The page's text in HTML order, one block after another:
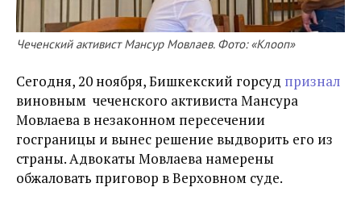
Чеченский активист Мансур Мовлаев. Фото: «Клооп»
Сегодня, 20 ноября, Бишкекский горсуд признал
виновным чеченского активиста Мансура
Мовлаева в незаконном пересечении
госграницы и вынес решение выдворить его из
страны. Адвокаты Мовлаева намерены
обжаловать приговор в Верховном суде.